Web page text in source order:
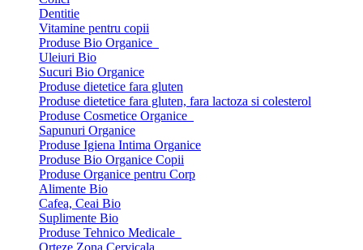
Dentitie
Vitamine pentru copii
Produse Bio Organice
Uleiuri Bio
Sucuri Bio Organice
Produse dietetice fara gluten
Produse dietetice fara gluten, fara lactoza si colesterol
Produse Cosmetice Organice
Sapunuri Organice
Produse Igiena Intima Organice
Produse Bio Organice Copii
Produse Organice pentru Corp
Alimente Bio
Cafea, Ceai Bio
Suplimente Bio
Produse Tehnico Medicale
Orteze Zona Cervicala